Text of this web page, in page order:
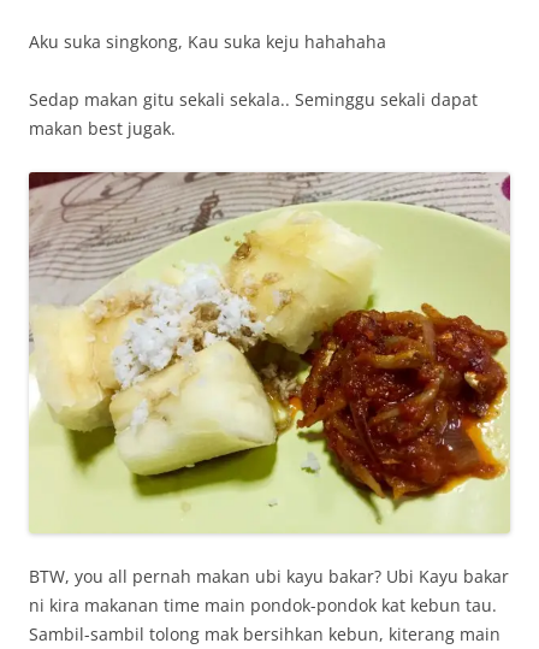
Aku suka singkong, Kau suka keju hahahaha
Sedap makan gitu sekali sekala.. Seminggu sekali dapat
makan best jugak.
BTW, you all pernah makan ubi kayu bakar? Ubi Kayu bakar
ni kira makanan time main pondok-pondok kat kebun tau.
Sambil-sambil tolong mak bersihkan kebun, kiterang main